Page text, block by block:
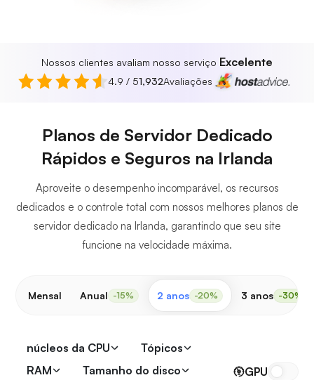
Nossos clientes avaliam nosso serviço Excelente
4.9 / 51,932Avaliações
Planos de Servidor Dedicado
Rápidos e Seguros na Irlanda
Aproveite o desempenho incomparável, os recursos
dedicados e o controle total com nossos melhores planos de
servidor dedicado na Irlanda, garantindo que seu site
funcione na velocidade máxima.
Mensal Anual -15% 2 anos -20% 3 anos -30%
núcleos da CPU
Tópicos
RAM
Tamanho do disco
GPU